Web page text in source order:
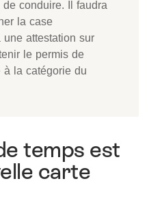
conduire. Il faudra
la case
attestation sur
le permis de
la catégorie du
temps est
carte